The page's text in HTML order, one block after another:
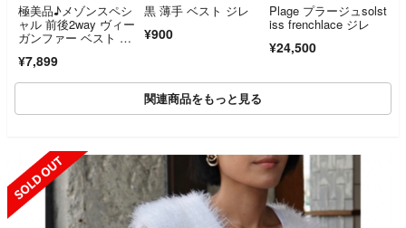
極美品♪メゾンスペシ
ャル 前後2way ヴィー
ガンファー ベスト グ
¥7,899
黒 薄手 ベスト ジレ
¥900
Plage プラージュsolst
iss frenchlace ジレ
¥24,500
関連商品をもっと見る
SOLD OUT